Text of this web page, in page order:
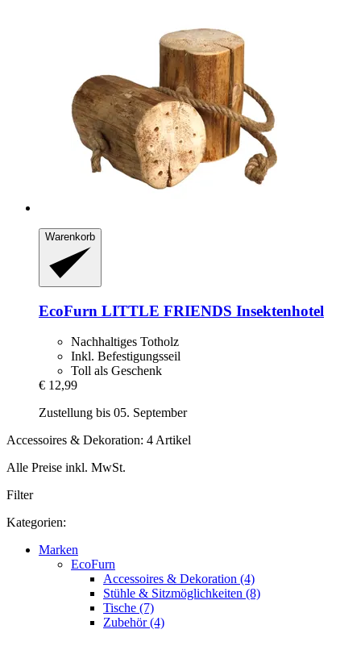
Warenkorb
EcoFurn LITTLE FRIENDS Insektenhotel
Nachhaltiges Totholz
Inkl. Befestigungsseil
Toll als Geschenk
€ 12,99
Zustellung bis 05. September
Accessoires & Dekoration: 4 Artikel
Alle Preise inkl. MwSt.
Filter
Kategorien:
Marken
EcoFurn
Accessoires & Dekoration (4)
Stühle & Sitzmöglichkeiten (8)
Tische (7)
Zubehör (4)